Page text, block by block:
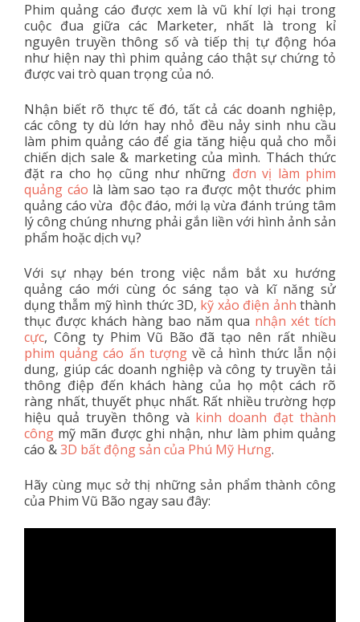
Phim quảng cáo được xem là vũ khí lợi hại trong
cuộc đua giữa các Marketer, nhất là trong kỉ
nguyên truyền thông số và tiếp thị tự động hóa
như hiện nay thì phim quảng cáo thật sự chứng tỏ
được vai trò quan trọng của nó.
Nhận biết rõ thực tế đó, tất cả các doanh nghiệp,
các công ty dù lớn hay nhỏ đều nảy sinh nhu cầu
làm phim quảng cáo để gia tăng hiệu quả cho mỗi
chiến dịch sale & marketing của mình. Thách thức
đặt ra cho họ cũng như những đơn vị làm phim
quảng cáo là làm sao tạo ra được một thước phim
quảng cáo vừa độc đáo, mới lạ vừa đánh trúng tâm
lý công chúng nhưng phải gắn liền với hình ảnh sản
phẩm hoặc dịch vụ?
Với sự nhạy bén trong việc nắm bắt xu hướng
quảng cáo mới cùng óc sáng tạo và kĩ năng sử
dụng thẫm mỹ hình thức 3D, kỹ xảo điện ảnh thành
thục được khách hàng bao năm qua nhận xét tích
cực, Công ty Phim Vũ Bão đã tạo nên rất nhiều
phim quảng cáo ấn tượngvề cả hình thức lẫn nội
dung, giúp các doanh nghiệp và công ty truyền tải
thông điệp đến khách hàng của họ một cách rõ
ràng nhất, thuyết phục nhất. Rất nhiều trường hợp
hiệu quả truyền thông và kinh doanh đạt thành
công mỹ mãn được ghi nhận, như làm phim quảng
cáo &3D bất động sản của Phú Mỹ Hưng.
Hãy cùng mục sở thị những sản phẩm thành công
của Phim Vũ Bão ngay sau đây: